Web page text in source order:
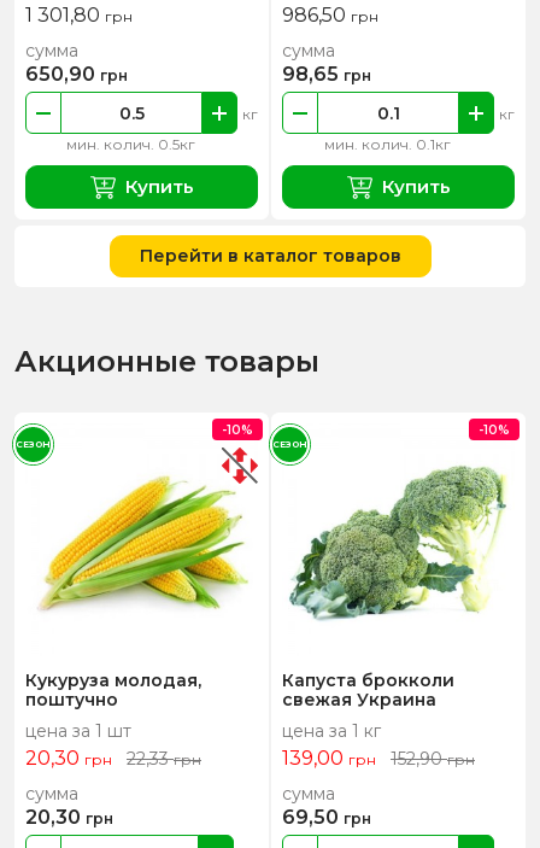
1 301,80 грн
мин. колич. 0.5кг
кг
сумма
650,90 грн
Купить
986,50 грн
мин. колич. 0.1кг
кг
сумма
98,65 грн
Купить
Перейти в каталог товаров
Акционные товары
Кукуруза молодая,
поштучно
цена за 1 шт
20,30 грн 22,33грн
сумма
20,30 грн
-10%
СЕЗОН
Капуста брокколи
свежая Украина
цена за 1 кг
139,00 грн 152,90грн
сумма
69,50 грн
-10%
СЕЗОН